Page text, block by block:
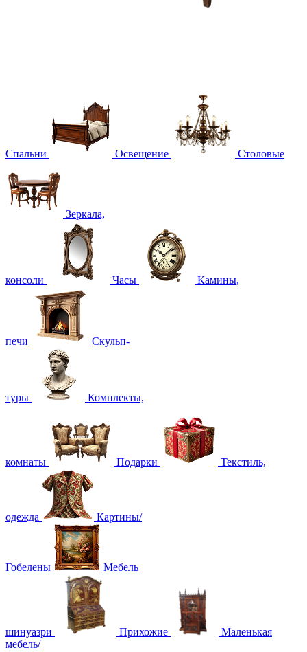
Спальни Освещение Столовые
Зеркала,
консоли Часы Камины,
печи Скульп-
туры Комплекты,
комнаты Подарки Текстиль,
одежда Картины/
Гобелены Мебель
шинуазри Прихожие
Маленькая
мебель/